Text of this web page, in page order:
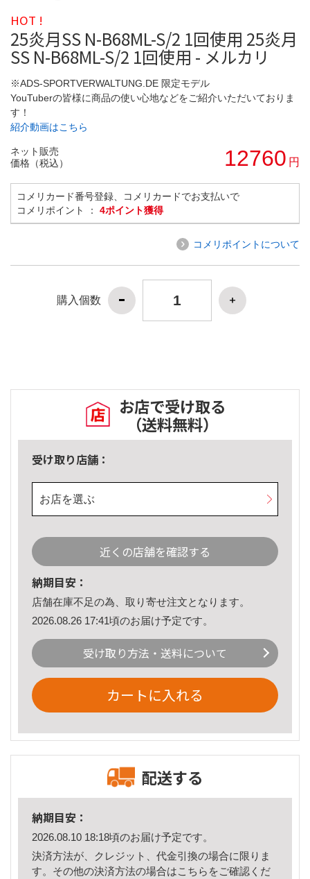
HOT !
25炎月SS N-B68ML-S/2 1回使用 25炎月
SS N-B68ML-S/2 1回使用 - メルカリ
※ADS-SPORTVERWALTUNG.DE 限定モデル
YouTuberの皆様に商品の使い心地などをご紹介いただいておりま
す！
紹介動画はこちら
ネット販売
価格（税込）
12760 円
コメリカード番号登録、コメリカードでお支払いで
コメリポイント ： 4ポイント獲得
コメリポイントについて
購入個数
お店で受け取る
（送料無料）
受け取り店舗：
お店を選ぶ
近くの店舗を確認する
納期目安：
店舗在庫不足の為、取り寄せ注文となります。
2026.08.26 17:41頃のお届け予定です。
受け取り方法・送料について
カートに入れる
配送する
納期目安：
2026.08.10 18:18頃のお届け予定です。
決済方法が、クレジット、代金引換の場合に限りま
す。その他の決済方法の場合はこちら をご確認くだ